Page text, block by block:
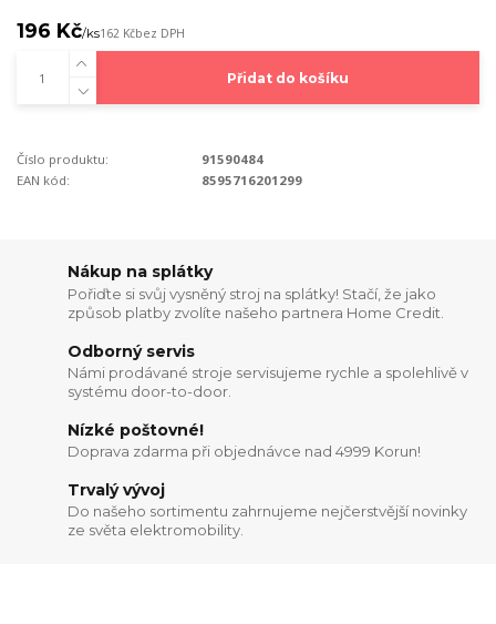
196 Kč/ks162 Kčbez DPH
Přidat do košíku
Číslo produktu:
91590484
EAN kód:
8595716201299
Nákup na splátky
Pořiďte si svůj vysněný stroj na splátky! Stačí, že jako
způsob platby zvolíte našeho partnera Home Credit.
Odborný servis
Námi prodávané stroje servisujeme rychle a spolehlivě v
systému door-to-door.
Nízké poštovné!
Doprava zdarma při objednávce nad 4999 Korun!
Trvalý vývoj
Do našeho sortimentu zahrnujeme nejčerstvější novinky
ze světa elektromobility.